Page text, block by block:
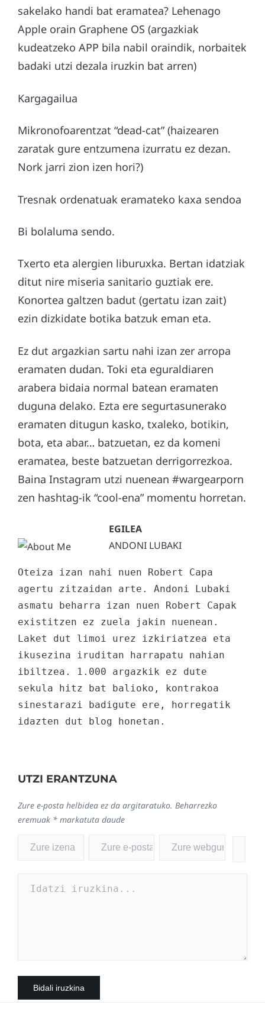
sakelako handi bat eramatea? Lehenago
Apple orain Graphene OS (argazkiak
kudeatzeko APP bila nabil oraindik, norbaitek
badaki utzi dezala iruzkin bat arren)
Kargagailua
Mikronofoarentzat “dead-cat” (haizearen
zaratak gure entzumena izurratu ez dezan.
Nork jarri zion izen hori?)
Tresnak ordenatuak eramateko kaxa sendoa
Bi bolaluma sendo.
Txerto eta alergien liburuxka. Bertan idatziak
ditut nire miseria sanitario guztiak ere.
Konortea galtzen badut (gertatu izan zait)
ezin dizkidate botika batzuk eman eta.
Ez dut argazkian sartu nahi izan zer arropa
eramaten dudan. Toki eta eguraldiaren
arabera bidaia normal batean eramaten
duguna delako. Ezta ere segurtasunerako
eramaten ditugun kasko, txaleko, botikin,
bota, eta abar… batzuetan, ez da komeni
eramatea, beste batzuetan derrigorrezkoa.
Baina Instagram utzi nuenean #wargearporn
zen hashtag-ik “cool-ena” momentu horretan.
ANDONI LUBAKI
Oteiza izan nahi nuen Robert Capa
agertu zitzaidan arte. Andoni Lubaki
asmatu beharra izan nuen Robert Capak
existitzen ez zuela jakin nuenean.
Laket dut limoi urez izkiriatzea eta
ikusezina iruditan harrapatu nahian
ibiltzea. 1.000 argazkik ez dute
sekula hitz bat balioko, kontrakoa
sinestarazi badigute ere, horregatik
idazten dut blog honetan.
UTZI ERANTZUNA
Zure e-posta helbidea ez da argitaratuko. Beharrezko
eremuak * markatuta daude